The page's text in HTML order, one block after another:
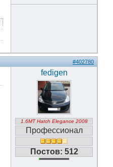
#402780
fedigen
1.6MT Hatch Elegance 2008
Профессионал
Постов: 512